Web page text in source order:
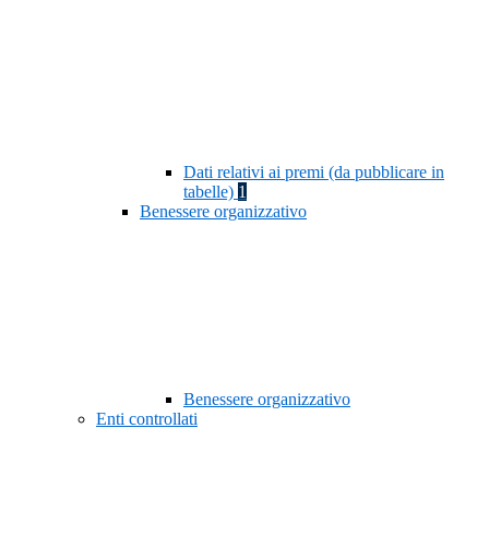
Dati relativi ai premi (da pubblicare in
tabelle) 1
Benessere organizzativo
Benessere organizzativo
Enti controllati